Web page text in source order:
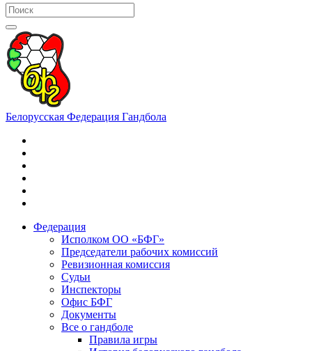
Белорусская Федерация Гандбола
Федерация
Исполком ОО «БФГ»
Председатели рабочих комиссий
Ревизионная комиссия
Судьи
Инспекторы
Офис БФГ
Документы
Все о гандболе
Правила игры